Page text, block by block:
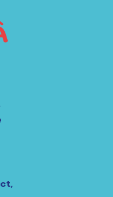
,